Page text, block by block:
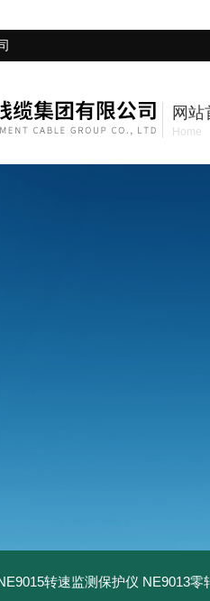
网站
Home
转速监测保护仪 NE9013零